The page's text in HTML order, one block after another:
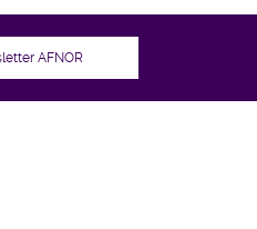
AFNOR